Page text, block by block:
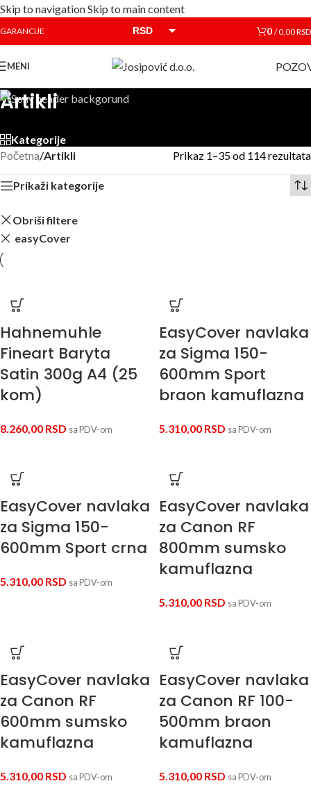
Skip to navigationSkip to main content
GARANCIJE RSD 0 /0,00RSD
MENI
Artikli
Kategorije
Početna/Artikli Prikaz 1–35 od 114 rezultata
Prikaži kategorije
Obriši filtere
easyCover
Hahnemuhle
Fineart Baryta
Satin 300g A4 (25
kom)
8.260,00 RSD sa PDV-om
EasyCover navlaka
za Sigma 150-
600mm Sport
braon kamuflazna
5.310,00 RSD sa PDV-om
EasyCover navlaka
za Sigma 150-
600mm Sport crna
5.310,00 RSD sa PDV-om
EasyCover navlaka
za Canon RF
800mm sumsko
kamuflazna
5.310,00 RSD sa PDV-om
EasyCover navlaka
za Canon RF
600mm sumsko
kamuflazna
5.310,00 RSD sa PDV-om
EasyCover navlaka
za Canon RF 100-
500mm braon
kamuflazna
5.310,00 RSD sa PDV-om